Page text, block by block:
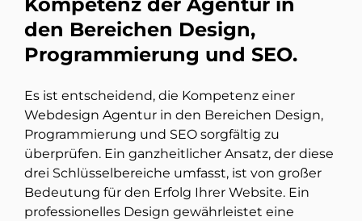
den Bereichen Design,
Programmierung und SEO.
Es ist entscheidend, die Kompetenz einer
Webdesign Agentur in den Bereichen Design,
Programmierung und SEO sorgfältig zu
überprüfen. Ein ganzheitlicher Ansatz, der diese
drei Schlüsselbereiche umfasst, ist von großer
Bedeutung für den Erfolg Ihrer Website. Ein
professionelles Design gewährleistet eine